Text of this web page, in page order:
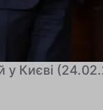
у Києві